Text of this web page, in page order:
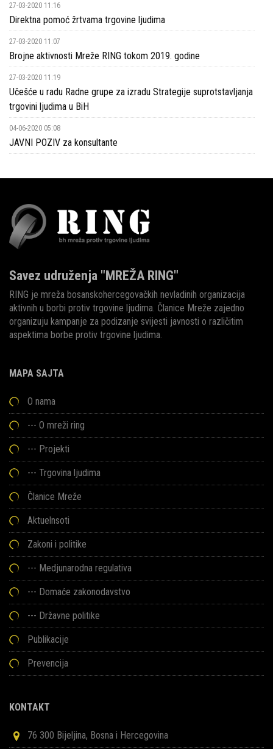
27-03-2020 11:16
Direktna pomoć žrtvama trgovine ljudima
27-03-2020 11:07
Brojne aktivnosti Mreže RING tokom 2019. godine
27-03-2020 11:19
Učešće u radu Radne grupe za izradu Strategije suprotstavljanja
trgovini ljudima u BiH
04-06-2020 05:08
JAVNI POZIV za konsultante
Savez udruženja "MREŽA RING"
RING je mreža bosanskohercegovačkih nevladinih organizacija
aktivnih u borbi protiv trgovine ljudima. Članice Mreže zajedno
organizuju kampanje za podizanje svijesti javnosti o različitim
aspektima borbe protiv trgovine ljudima.
MAPA SAJTA
O nama
--- O mreži ring
--- Projekti
--- Trgovina ljudima
Članice Mreže
Aktuelnsoti
Zakoni i politike
--- Medjunarodna regulativa
--- Domaće zakonodavstvo
--- Državne politike
Publikacije
Prevencija
KONTAKT
76 300 Bijeljina, Bosna i Hercegovina